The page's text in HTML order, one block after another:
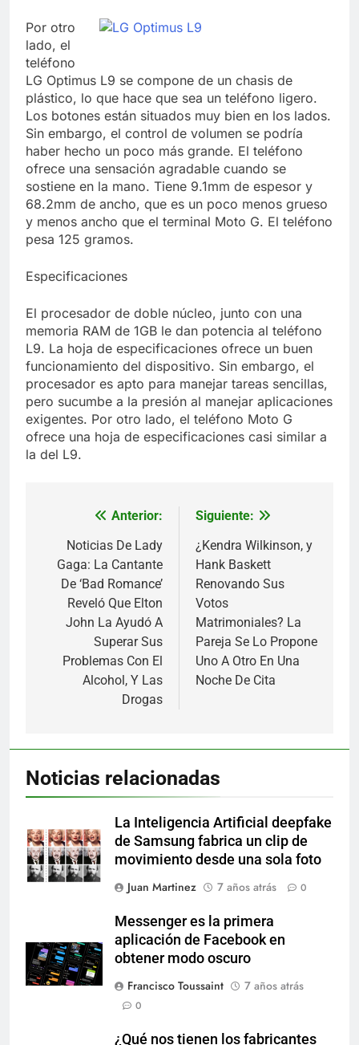
Por otro
lado, el
teléfono
LG Optimus L9 se compone de un chasis de
plástico, lo que hace que sea un teléfono ligero.
Los botones están situados muy bien en los lados.
Sin embargo, el control de volumen se podría
haber hecho un poco más grande. El teléfono
ofrece una sensación agradable cuando se
sostiene en la mano. Tiene 9.1mm de espesor y
68.2mm de ancho, que es un poco menos grueso
y menos ancho que el terminal Moto G. El teléfono
pesa 125 gramos.
Especificaciones
El procesador de doble núcleo, junto con una
memoria RAM de 1GB le dan potencia al teléfono
L9. La hoja de especificaciones ofrece un buen
funcionamiento del dispositivo. Sin embargo, el
procesador es apto para manejar tareas sencillas,
pero sucumbe a la presión al manejar aplicaciones
exigentes. Por otro lado, el teléfono Moto G
ofrece una hoja de especificaciones casi similar a
la del L9.
Navegación
entradas
Anterior:
Noticias De Lady
Gaga: La Cantante
De ‘Bad Romance’
Reveló Que Elton
John La Ayudó A
Superar Sus
Problemas Con El
Alcohol, Y Las
Drogas
Siguiente:
¿Kendra Wilkinson, y
Hank Baskett
Renovando Sus
Votos
Matrimoniales? La
Pareja Se Lo Propone
Uno A Otro En Una
Noche De Cita
Noticias relacionadas
La Inteligencia Artificial deepfake
de Samsung fabrica un clip de
movimiento desde una sola foto
Juan Martinez
7 años atrás 0
Messenger es la primera
aplicación de Facebook en
obtener modo oscuro
Francisco Toussaint
7 años atrás
0
¿Qué nos tienen los fabricantes